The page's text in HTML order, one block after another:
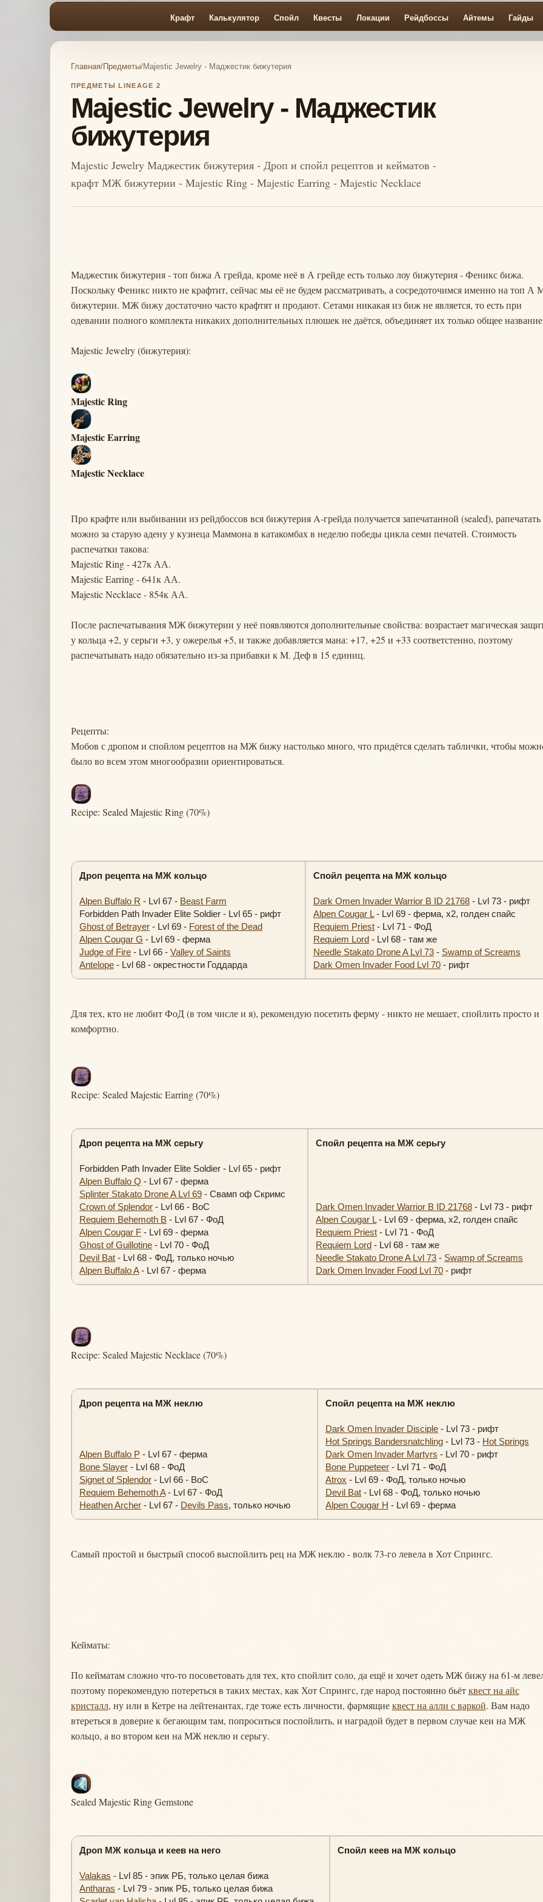
Крафт Калькулятор Спойл Квесты Локации Рейдбоссы Айтемы Гайды
Главная/Предметы/Majestic Jewelry - Маджестик бижутерия
ПРЕДМЕТЫ LINEAGE 2
Majestic Jewelry - Маджестик
бижутерия
Majestic Jewelry Маджестик бижутерия - Дроп и спойл рецептов и кейматов -
крафт МЖ бижутерии - Majestic Ring - Majestic Earring - Majestic Necklace
Маджестик бижутерия - топ бижа А грейда, кроме неё в А грейде есть только лоу бижутерия - Феникс бижа.
Поскольку Феникс никто не крафтит, сейчас мы её не будем рассматривать, а сосредоточимся именно на топ
бижутерии. МЖ бижу достаточно часто крафтят и продают. Сетами никакая из биж не является, то есть при
одевании полного комплекта никаких дополнительных плюшек не даётся, объединяет их только общее
Majestic Jewelry (бижутерия):
Majestic Ring
Majestic Earring
Majestic Necklace
Про крафте или выбивании из рейдбоссов вся бижутерия A-грейда получается запечатанной (sealed), рапечатать
можно за старую адену у кузнеца Маммона в катакомбах в неделю победы цикла семи печатей. Стоимость
распечатки такова:
Majestic Ring - 427к АА.
Majestic Earring - 641к АА.
Majestic Necklace - 854к АА.
После распечатывания МЖ бижутерии у неё появляются дополнительные свойства: возрастает магическая
у кольца +2, у серьги +3, у ожерелья +5, и также добавляется мана: +17, +25 и +33 соответстенно, поэтому
распечатывать надо обязательно из-за прибавки к М. Деф в 15 единиц.
Рецепты:
Мобов с дропом и спойлом рецептов на МЖ бижу настолько много, что придётся сделать таблички, чтобы
было во всем этом многообразии ориентироваться.
Recipe: Sealed Majestic Ring (70%)
Дроп рецепта на МЖ кольцо
Alpen Buffalo R - Lvl 67 - Beast Farm
Forbidden Path Invader Elite Soldier - Lvl 65 - рифт
Ghost of Betrayer - Lvl 69 - Forest of the Dead
Alpen Cougar G - Lvl 69 - ферма
Judge of Fire - Lvl 66 - Valley of Saints
Antelope - Lvl 68 - окрестности Годдарда
Спойл рецепта на МЖ кольцо
Dark Omen Invader Warrior B ID 21768 - Lvl 73 - рифт
Alpen Cougar L- Lvl 69 - ферма, х2, голден спайс
Requiem Priest - Lvl 71 - ФоД
Requiem Lord - Lvl 68 - там же
Needle Stakato Drone A Lvl 73 - Swamp of Screams
Dark Omen Invader Food Lvl 70 - рифт
Для тех, кто не любит ФоД (в том числе и я), рекомендую посетить ферму - никто не мешает, спойлить просто и
комфортно.
Recipe: Sealed Majestic Earring (70%)
Дроп рецепта на МЖ серьгу
Forbidden Path Invader Elite Soldier - Lvl 65 - рифт
Alpen Buffalo Q - Lvl 67 - ферма
Splinter Stakato Drone A Lvl 69 - Свамп оф Скримс
Crown of Splendor - Lvl 66 - ВоС
Requiem Behemoth B - Lvl 67 - ФоД
Alpen Cougar F - Lvl 69 - ферма
Ghost of Guillotine - Lvl 70 - ФоД
Devil Bat - Lvl 68 - ФоД, только ночью
Alpen Buffalo A- Lvl 67 - ферма
Спойл рецепта на МЖ серьгу
Dark Omen Invader Warrior B ID 21768 - Lvl 73 - рифт
Alpen Cougar L- Lvl 69 - ферма, х2, голден спайс
Requiem Priest - Lvl 71 - ФоД
Requiem Lord - Lvl 68 - там же
Needle Stakato Drone A Lvl 73 - Swamp of Screams
Dark Omen Invader Food Lvl 70 - рифт
Recipe: Sealed Majestic Necklace (70%)
Дроп рецепта на МЖ неклю
Alpen Buffalo P - Lvl 67 - ферма
Bone Slayer - Lvl 68 - ФоД
Signet of Splendor - Lvl 66 - ВоС
Requiem Behemoth A- Lvl 67 - ФоД
Heathen Archer - Lvl 67 - Devils Pass, только ночью
Спойл рецепта на МЖ неклю
Dark Omen Invader Disciple - Lvl 73 - рифт
Hot Springs Bandersnatchling - Lvl 73 - Hot Springs
Dark Omen Invader Martyrs - Lvl 70 - рифт
Bone Puppeteer - Lvl 71 - ФоД
Atrox - Lvl 69 - ФоД, только ночью
Devil Bat - Lvl 68 - ФоД, только ночью
Alpen Cougar H - Lvl 69 - ферма
Самый простой и быстрый способ выспойлить рец на МЖ неклю - волк 73-го левела в Хот Спрингс.
Кейматы:
По кейматам сложно что-то посоветовать для тех, кто спойлит соло, да ещё и хочет одеть МЖ бижу на 61-м
поэтому порекомендую потереться в таких местах, как Хот Спрингс, где народ постоянно бьётквест на айс
кристалл, ну или в Кетре на лейтенантах, где тоже есть личности, фармящиеквест на алли с варкой. Вам надо
втереться в доверие к бегающим там, попроситься поспойлить, и наградой будет в первом случае кеи на МЖ
кольцо, а во втором кеи на МЖ неклю и серьгу.
Sealed Majestic Ring Gemstone
Дроп МЖ кольца и кеев на него
Valakas - Lvl 85 - эпик РБ, только целая бижа
Antharas - Lvl 79 - эпик РБ, только целая бижа
Спойл кеев на МЖ кольцо